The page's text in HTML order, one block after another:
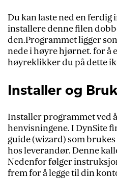
Du kan laste ned en
installere denne filen
den.Programmet ligger
nede i høyre hjørnet. for å
høyreklikker du på dette
Installer og
Installer programmet ved
henvisningene. I DynSite
guide (wizard) som
hos leverandør. Denne
Nedenfor følger
frem for å legge til din